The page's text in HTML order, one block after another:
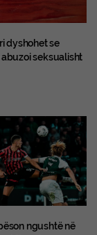
dyshohet se
seksualisht
ngushtë në